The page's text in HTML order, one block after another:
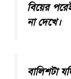
বিয়ের
না দেখে।
বালিশটা